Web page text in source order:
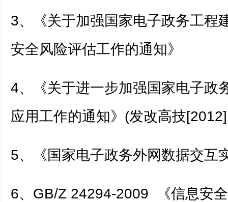
3、《关于加强国家电子政务工程
安全风险评估工作的通知》
4、《关于进一步加强国家电子政
应用工作的通知》(发改高技
5、《国家电子政务外网数据交互
6、GB/Z 24294-2009 《信息安